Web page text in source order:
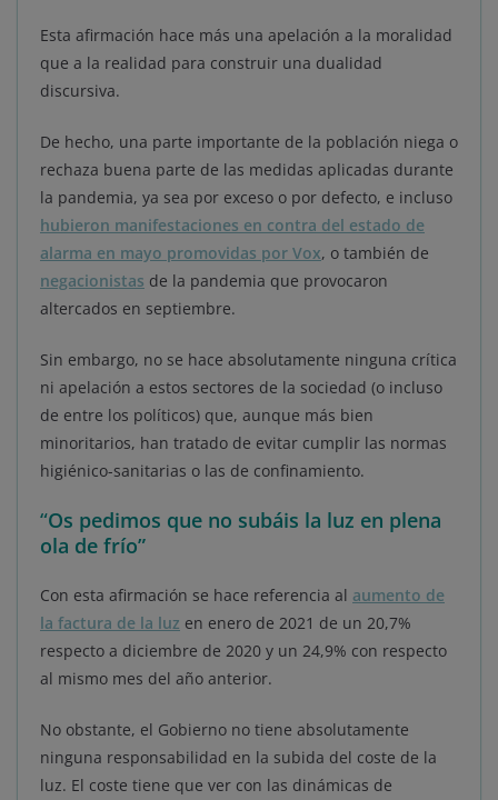
Esta afirmación hace más una apelación a la moralidad
que a la realidad para construir una dualidad
discursiva.
De hecho, una parte importante de la población niega o
rechaza buena parte de las medidas aplicadas durante
la pandemia, ya sea por exceso o por defecto, e incluso
hubieron manifestaciones en contra del estado de
alarma en mayo promovidas por Vox, o también de
negacionistas de la pandemia que provocaron
altercados en septiembre.
Sin embargo, no se hace absolutamente ninguna crítica
ni apelación a estos sectores de la sociedad (o incluso
de entre los políticos) que, aunque más bien
minoritarios, han tratado de evitar cumplir las normas
higiénico-sanitarias o las de confinamiento.
“Os pedimos que no subáis la luz en plena
ola de frío”
Con esta afirmación se hace referencia al aumento de
la factura de la luz en enero de 2021 de un 20,7%
respecto a diciembre de 2020 y un 24,9% con respecto
al mismo mes del año anterior.
No obstante, el Gobierno no tiene absolutamente
ninguna responsabilidad en la subida del coste de la
luz. El coste tiene que ver con las dinámicas de